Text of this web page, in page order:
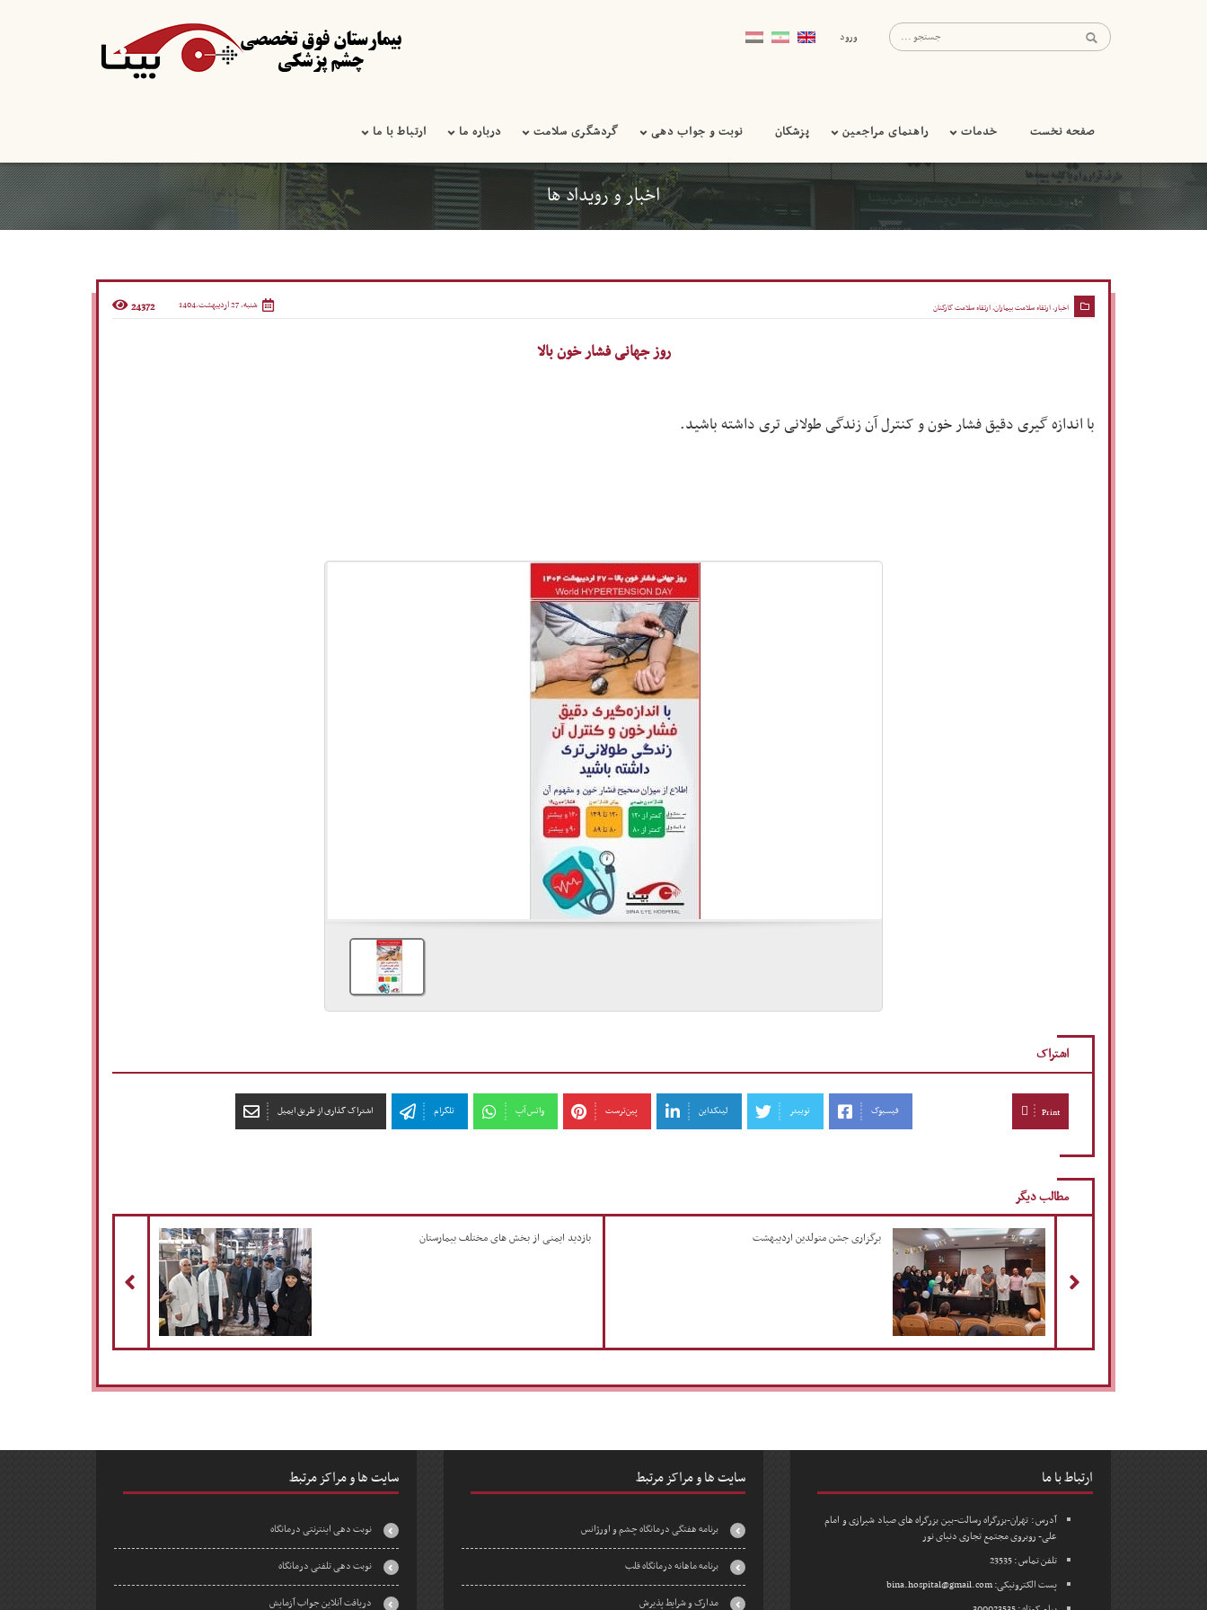
ورود
صفحه نخست خدمات راهنمای مراجعین پزشکان نوبت و جواب دهی گردشگری سلامت درباره ما ارتباط با ما
اخبار و رویداد ها
شنبه, 27 اردیبهشت,1404 24372 اخبار,ارتقاء سلامت بیماران,ارتقاء سلامت کارکنان
روز جهانی فشار خون بالا
با اندازه گیری دقیق فشار خون و کنترل آن زندگی طولانی تری داشته باشید.
اشتراک
Print فیسبوک توییتر لینکداین ‫پین‌ترست واتس آپ تلگرام اشتراک گذاری از طریق ایمیل
مطالب دیگر
برگزاری جشن متولدین اردیبهشت
مطلب قبلی
بازدید ایمنی از بخش های مختلف بیمارستان
سایت ها و مراکز مرتبط
نوبت دهی اینترنتی درمانگاه
نوبت دهی تلفنی درمانگاه
دریافت آنلاین جواب آزمایش
سایت ها و مراکز مرتبط
برنامه هفتگی درمانگاه چشم و اورژانس
برنامه ماهانه درمانگاه قلب
مدارک و شرایط پذیرش
ارتباط با ما
آدرس : تهران-بزرگراه رسالت-بین بزرگراه های صیاد شیرازی و امام
علی- روبروی مجتمع تجاری دنیای نور
تلفن تماس : 23535
پست الکترونیکی: bina.hospital@gmail.com